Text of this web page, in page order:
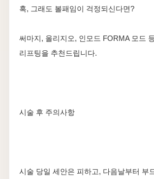
혹, 그래도 볼패임이 걱정되신다면?
써마지, 올리지오, 인모드 FORMA 모드
리프팅을 추천드립니다.
시술 후 주의사항
시술 당일 세안은 피하고, 다음날부터 부